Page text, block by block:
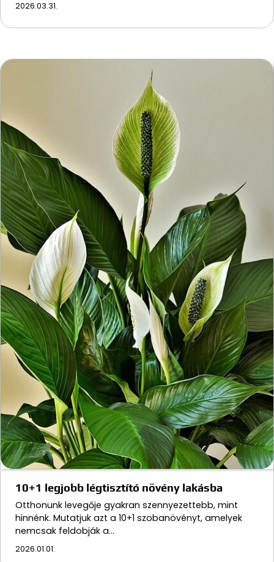
2026.03.31.
10+1 legjobb légtisztító növény lakásba
Otthonunk levegője gyakran szennyezettebb, mint
hinnénk. Mutatjuk azt a 10+1 szobanövényt, amelyek
nemcsak feldobják a…
2026.01.01.